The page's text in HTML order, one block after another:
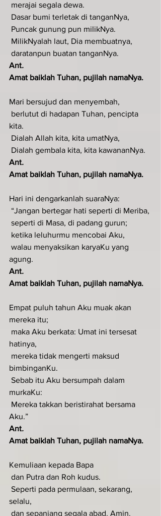
merajai segala dewa.
Dasar bumi terletak di tanganNya,
Puncak gunung pun milikNya.
MilikNyalah laut, Dia membuatnya,
daratanpun buatan tanganNya.
Ant.
Amat baiklah Tuhan, pujilah namaNya.
Mari bersujud dan menyembah,
kita.
Dialah Allah kita, kita umatNya,
Dialah gembala kita, kita kawananNya.
Ant.
Amat baiklah Tuhan, pujilah namaNya.
Hari ini dengarkanlah suaraNya:
“Jangan bertegar hati seperti di Meriba,
seperti di Masa, di padang gurun;
ketika leluhurmu mencobai Aku,
agung.
Ant.
Amat baiklah Tuhan, pujilah namaNya.
Empat puluh tahun Aku muak akan
mereka itu;
hatinya,
bimbinganKu.
murkaKu:
Aku.”
Ant.
Amat baiklah Tuhan, pujilah namaNya.
Kemuliaan kepada Bapa
dan Putra dan Roh kudus.
selalu,
dan sepanjang segala abad. Amin.